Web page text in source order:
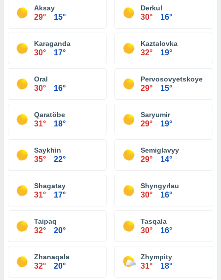
Aksay
29° 15°
Derkul
30° 16°
Karaganda
30° 17°
Kaztalovka
32° 19°
Oral
30° 16°
Pervosovyetskoye
29° 15°
Qaratöbe
31° 18°
Saryumir
29° 19°
Saykhin
35° 22°
Semiglavyy
29° 14°
Shagatay
31° 17°
Shyngyrlau
30° 16°
Taipaq
32° 20°
Tasqala
30° 16°
Zhanaqala
32° 20°
Zhympity
31° 18°